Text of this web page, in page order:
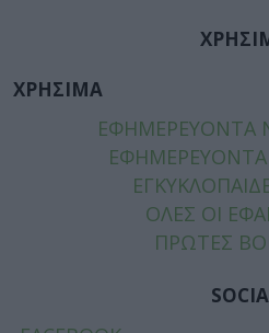
ΧΡΗΣΙΜΑ
ΕΦΗΜΕΡΕΥΟΝΤΑ
ΕΦΗΜΕΡΕΥΟΝΤΑ
ΟΛΕΣ ΟΙ
ΠΡΩΤΕΣ